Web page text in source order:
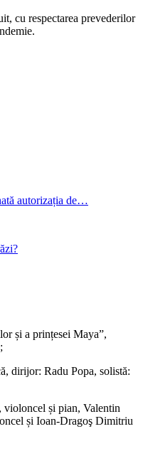
cu respectarea prevederilor
autorizația de…
și a prințesei Maya”,
dirijor: Radu Popa, solistă:
violoncel și pian, Valentin
și Ioan-Dragoş Dimitriu